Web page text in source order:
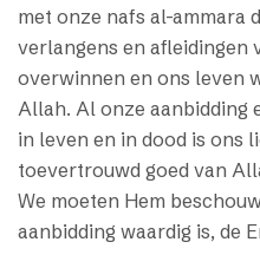
met onze nafs al-ammara
verlangens en afleidingen
overwinnen en ons leven
Allah. Al onze aanbidding
in leven en in dood is ons
toevertrouwd goed van
We moeten Hem
aanbidding waardig is, de